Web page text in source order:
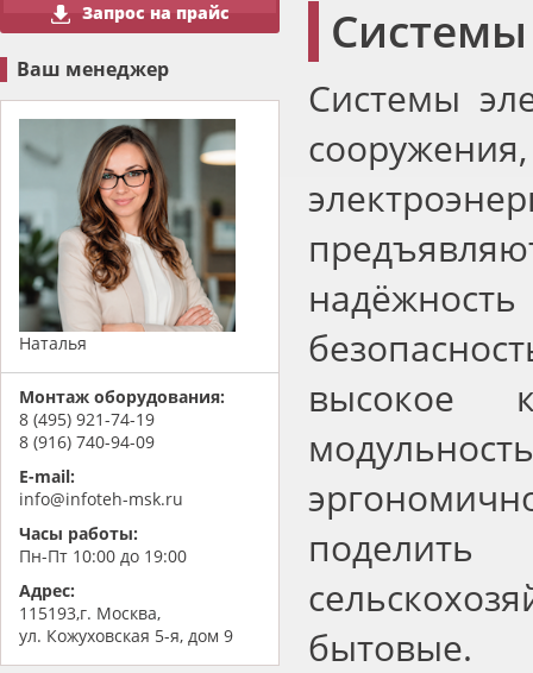
Запрос на прайс
Ваш менеджер
Наталья
Монтаж оборудования:
8 (495) 921-74-19
8 (916) 740-94-09
E-mail:
info@infoteh-msk.ru
Часы работы:
Пн-Пт 10:00 до 19:00
Адрес:
115193,г. Москва,
ул. Кожуховская 5-я, дом 9
Системы
высокое
поделить
бытовые.